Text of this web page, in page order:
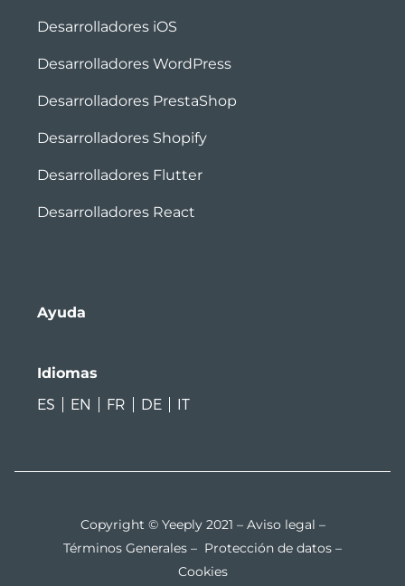
Desarrolladores iOS
Desarrolladores WordPress
Desarrolladores PrestaShop
Desarrolladores Shopify
Desarrolladores Flutter
Desarrolladores React
Ayuda
Idiomas
ES
EN FR DE IT
Copyright © Yeeply 2021 – Aviso legal –
Términos Generales – Protección de datos –
Cookies